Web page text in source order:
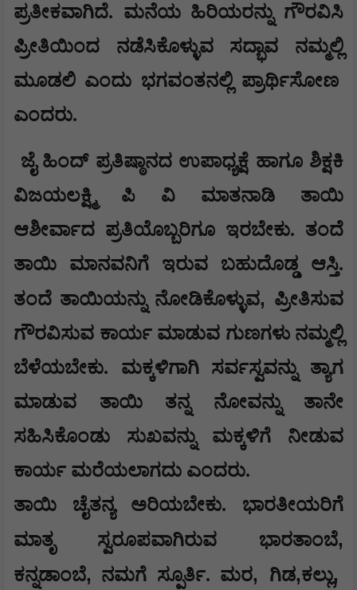
ಪ್ರತೀಕವಾಗಿದೆ. ಮನೆಯ ಹಿರಿಯರನ್ನು ಗೌರವಿಸಿ
ಪ್ರೀತಿಯಿಂದ ನಡೆಸಿಕೊಳ್ಳುವ ಸದ್ಭಾವ ನಮ್ಮಲ್ಲಿ
ಮೂಡಲಿ ಎಂದು ಭಗವಂತನಲ್ಲಿ ಪ್ರಾರ್ಥಿಸೋಣ
ಎಂದರು.
ಜೈ ಹಿಂದ್ ಪ್ರತಿಷ್ಠಾನದ ಉಪಾಧ್ಯಕ್ಷೆ ಹಾಗೂ ಶಿಕ್ಷಕಿ
ವಿಜಯಲಕ್ಷ್ಮಿ ಪಿ ವಿ ಮಾತನಾಡಿ ತಾಯಿ
ಆಶೀರ್ವಾದ ಪ್ರತಿಯೊಬ್ಬರಿಗೂ ಇರಬೇಕು. ತಂದೆ
ತಾಯಿ ಮಾನವನಿಗೆ ಇರುವ ಬಹುದೊಡ್ಡ ಆಸ್ತಿ.
ತಂದೆ ತಾಯಿಯನ್ನು ನೋಡಿಕೊಳ್ಳುವ, ಪ್ರೀತಿಸುವ
ಗೌರವಿಸುವ ಕಾರ್ಯ ಮಾಡುವ ಗುಣಗಳು ನಮ್ಮಲ್ಲಿ
ಬೆಳೆಯಬೇಕು. ಮಕ್ಕಳಿಗಾಗಿ ಸರ್ವಸ್ವವನ್ನು ತ್ಯಾಗ
ಮಾಡುವ ತಾಯಿ ತನ್ನ ನೋವನ್ನು ತಾನೇ
ಸಹಿಸಿಕೊಂಡು ಸುಖವನ್ನು ಮಕ್ಕಳಿಗೆ ನೀಡುವ
ಕಾರ್ಯ ಮರೆಯಲಾಗದು ಎಂದರು.
ತಾಯಿ ಚೈತನ್ಯ ಅರಿಯಬೇಕು. ಭಾರತೀಯರಿಗೆ
ಮಾತೃ ಸ್ವರೂಪವಾಗಿರುವ ಭಾರತಾಂಬೆ,
ಕನ್ನಡಾಂಬೆ, ನಮಗೆ ಸ್ಪೂರ್ತಿ. ಮರ, ಗಿಡ,ಕಲ್ಲು,